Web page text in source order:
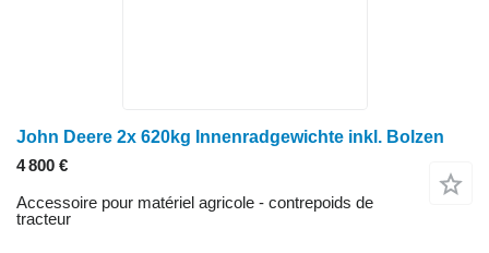
John Deere 2x 620kg Innenradgewichte inkl. Bolzen
4 800 €
Accessoire pour matériel agricole - contrepoids de
tracteur